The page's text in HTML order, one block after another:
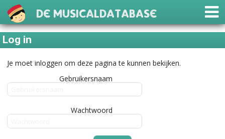
De Musicaldatabase
Log in
Je moet inloggen om deze pagina te kunnen bekijken.
Gebruikersnaam
Wachtwoord